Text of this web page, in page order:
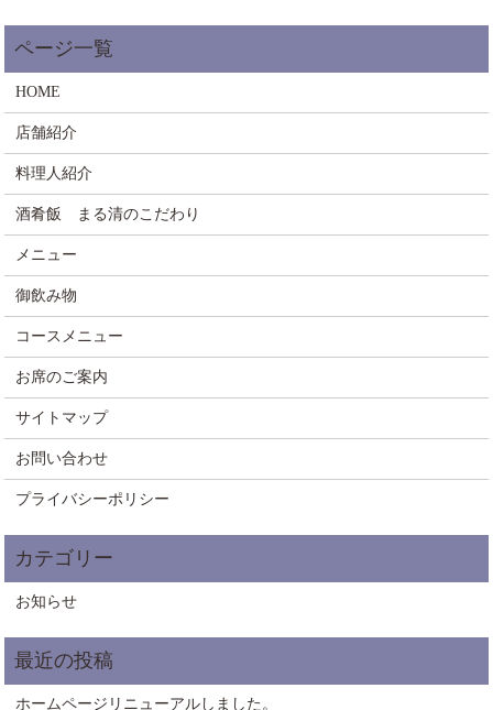
HOME
店舗紹介
料理人紹介
酒肴飯 まる清のこだわり
メニュー
御飲み物
コースメニュー
お席のご案内
サイトマップ
お問い合わせ
プライバシーポリシー
お知らせ
ホームページリニューアルしました。